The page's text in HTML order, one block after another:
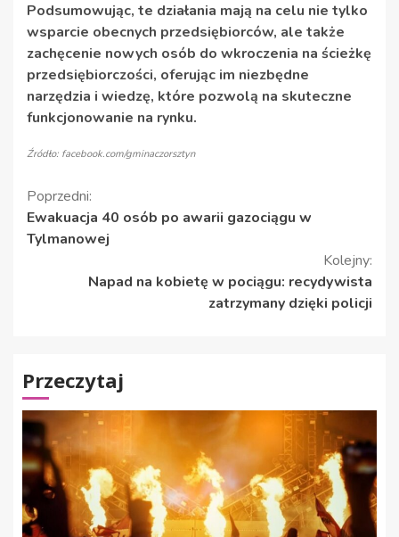
Podsumowując, te działania mają na celu nie tylko
wsparcie obecnych przedsiębiorców, ale także
zachęcenie nowych osób do wkroczenia na ścieżkę
przedsiębiorczości, oferując im niezbędne
narzędzia i wiedzę, które pozwolą na skuteczne
funkcjonowanie na rynku.
Źródło: facebook.com/gminaczorsztyn
Kontynuuj
czytanie
Poprzedni:
Ewakuacja 40 osób po awarii gazociągu w
Tylmanowej
Kolejny:
Napad na kobietę w pociągu: recydywista
zatrzymany dzięki policji
Przeczytaj